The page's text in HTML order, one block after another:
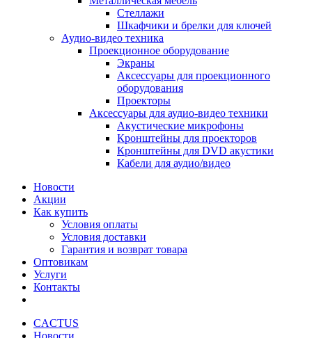
Стеллажи
Шкафчики и брелки для ключей
Аудио-видео техника
Проекционное оборудование
Экраны
Аксессуары для проекционного
оборудования
Проекторы
Аксессуары для аудио-видео техники
Акустические микрофоны
Кронштейны для проекторов
Кронштейны для DVD акустики
Кабели для аудио/видео
Новости
Акции
Как купить
Условия оплаты
Условия доставки
Гарантия и возврат товара
Оптовикам
Услуги
Контакты
CACTUS
Новости